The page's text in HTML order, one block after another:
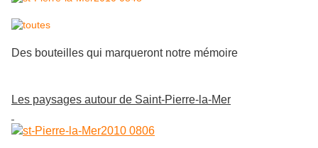
Des bouteilles qui marqueront notre mémoire
Les paysages autour de Saint-Pierre-la-Mer